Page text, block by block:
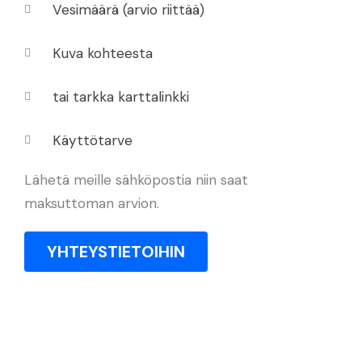
Vesimäärä (arvio riittää)
Kuva kohteesta
tai tarkka karttalinkki
Käyttötarve
Lähetä meille sähköpostia niin saat
maksuttoman arvion.
YHTEYSTIETOIHIN